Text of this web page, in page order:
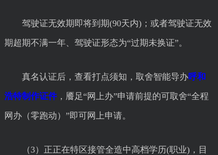
驾驶证无效期即将到期(90天内)；或者驾驶证无效
期超期不满一年、驾驶证形态为“过期未换证”。
真名认证后，查看打点须知，取舍智能导办呼和
浩特制作证件，餍足“网上办”申请前提的可取舍“全程
网办（零跑动）”即可网上申请。
（3）正正在特区接管全造中高档学历(职业)，目